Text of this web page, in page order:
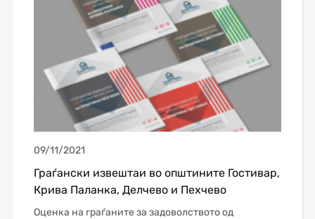
09/11/2021
Граѓански извештаи во општините Гостивар,
Крива Паланка, Делчево и Пехчево
Оценка на граѓаните за задоволството од